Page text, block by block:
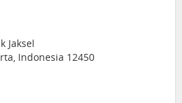
Jaksel
Indonesia 12450